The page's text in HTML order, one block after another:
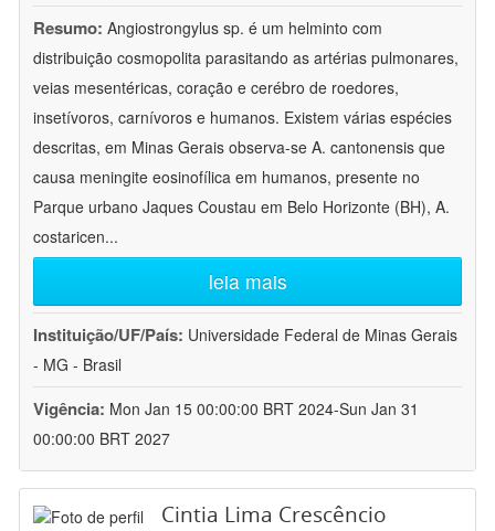
Resumo: Angiostrongylus sp. é um helminto com
distribuição cosmopolita parasitando as artérias pulmonares,
veias mesentéricas, coração e cerébro de roedores,
insetívoros, carnívoros e humanos. Existem várias espécies
descritas, em Minas Gerais observa-se A. cantonensis que
causa meningite eosinofílica em humanos, presente no
Parque urbano Jaques Coustau em Belo Horizonte (BH), A.
costaricen...
leia mais
Instituição/UF/País: Universidade Federal de Minas Gerais
- MG - Brasil
Vigência: Mon Jan 15 00:00:00 BRT 2024-Sun Jan 31
00:00:00 BRT 2027
Cintia Lima Crescêncio